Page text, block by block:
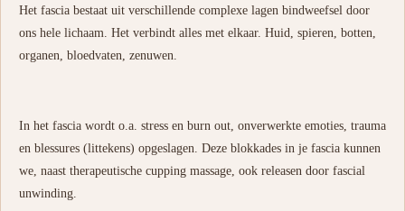
Het fascia bestaat uit verschillende complexe lagen bindweefsel door
ons hele lichaam. Het verbindt alles met elkaar. Huid, spieren, botten,
organen, bloedvaten, zenuwen.
In het fascia wordt o.a. stress en burn out, onverwerkte emoties, trauma
en blessures (littekens) opgeslagen. Deze blokkades in je fascia kunnen
we, naast therapeutische cupping massage, ook releasen door fascial
unwinding.